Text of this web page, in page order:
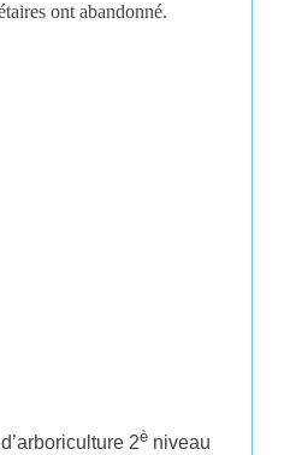
ont abandonné.
2è niveau